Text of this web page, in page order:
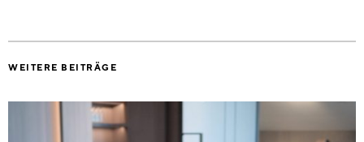
WEITERE BEITRÄGE